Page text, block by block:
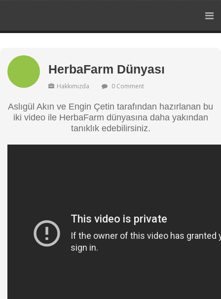
HerbaFarm Dünyası
Hakkımızda 0 Comment
Aslıgül Akın ve Engin Çetin tarafından hazırlanan bu
iki video ile HerbaFarm dünyasına daha yakından
tanıklık edebilirsiniz.